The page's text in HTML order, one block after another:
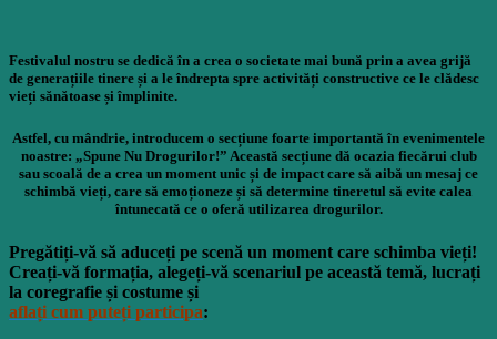
Festivalul nostru se dedică în a crea o societate mai bună prin a avea grijă
de generațiile tinere și a le îndrepta spre activități constructive ce le clădesc
vieți sănătoase și împlinite.
Astfel, cu mândrie, introducem o secțiune foarte importantă în evenimentele
noastre: „Spune Nu Drogurilor!” Această secțiune dă ocazia fiecărui club
sau scoală de a crea un moment unic și de impact care să aibă un mesaj ce
schimbă vieți, care să emoționeze și să determine tineretul să evite calea
întunecată ce o oferă utilizarea drogurilor.
Pregătiți-vă să aduceți pe scenă un moment care schimba vieți!
Creați-vă formația, alegeți-vă scenariul pe această temă, lucrați
la coregrafie și costume și
aflați cum puteți participa: